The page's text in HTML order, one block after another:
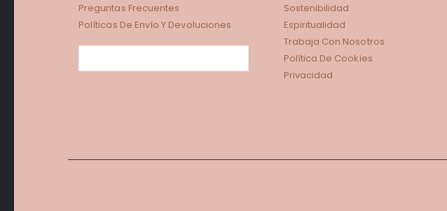
Preguntas Frecuentes
Políticas De Envío Y Devoluciones
Sostenibilidad
Espiritualidad
Trabaja Con Nosotros
Política De Cookies
Privacidad